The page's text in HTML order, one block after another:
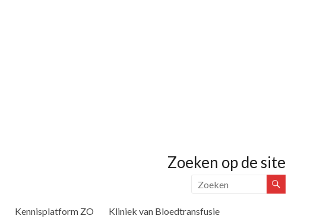
Zoeken op de site
Kennisplatform ZO
Kliniek van Bloedtransfusie